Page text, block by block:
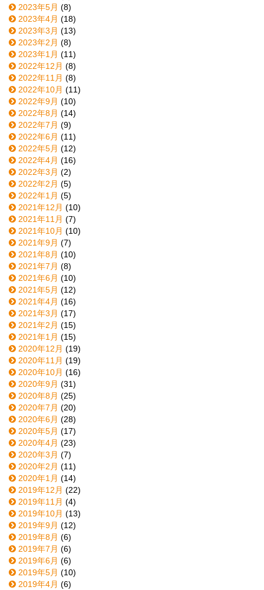
2023年5月 (8)
2023年4月 (18)
2023年3月 (13)
2023年2月 (8)
2023年1月 (11)
2022年12月 (8)
2022年11月 (8)
2022年10月 (11)
2022年9月 (10)
2022年8月 (14)
2022年7月 (9)
2022年6月 (11)
2022年5月 (12)
2022年4月 (16)
2022年3月 (2)
2022年2月 (5)
2022年1月 (5)
2021年12月 (10)
2021年11月 (7)
2021年10月 (10)
2021年9月 (7)
2021年8月 (10)
2021年7月 (8)
2021年6月 (10)
2021年5月 (12)
2021年4月 (16)
2021年3月 (17)
2021年2月 (15)
2021年1月 (15)
2020年12月 (19)
2020年11月 (19)
2020年10月 (16)
2020年9月 (31)
2020年8月 (25)
2020年7月 (20)
2020年6月 (28)
2020年5月 (17)
2020年4月 (23)
2020年3月 (7)
2020年2月 (11)
2020年1月 (14)
2019年12月 (22)
2019年11月 (4)
2019年10月 (13)
2019年9月 (12)
2019年8月 (6)
2019年7月 (6)
2019年6月 (6)
2019年5月 (10)
2019年4月 (6)